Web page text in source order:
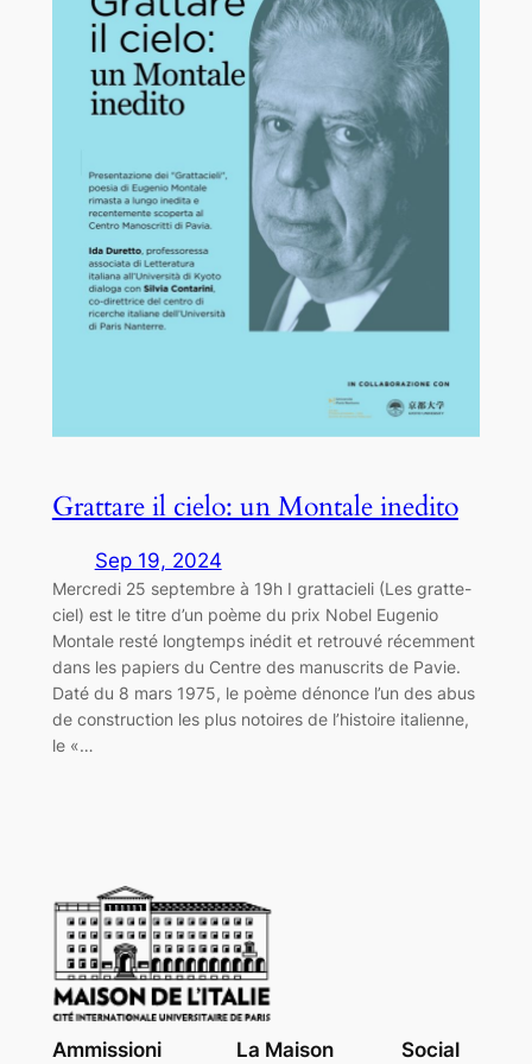
Grattare il cielo: un Montale inedito
Sep 19, 2024
Mercredi 25 septembre à 19h I grattacieli (Les gratte-
ciel) est le titre d’un poème du prix Nobel Eugenio
Montale resté longtemps inédit et retrouvé récemment
dans les papiers du Centre des manuscrits de Pavie.
Daté du 8 mars 1975, le poème dénonce l’un des abus
de construction les plus notoires de l’histoire italienne,
le «…
Ammissioni La Maison Social